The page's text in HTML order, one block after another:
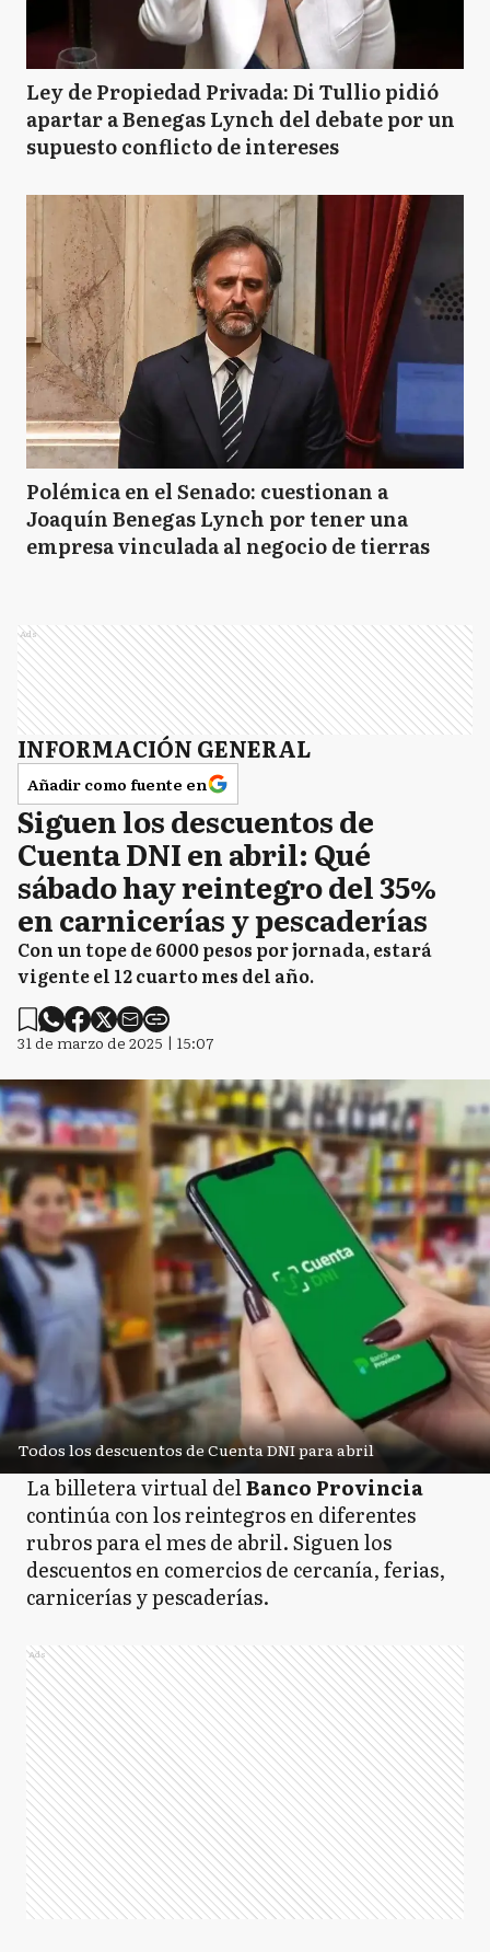
Ley de Propiedad Privada: Di Tullio pidió
apartar a Benegas Lynch del debate por un
supuesto conflicto de intereses
Polémica en el Senado: cuestionan a
Joaquín Benegas Lynch por tener una
empresa vinculada al negocio de tierras
Ads
INFORMACIÓN GENERAL
Añadir como fuente en
Siguen los descuentos de
Cuenta DNI en abril: Qué
sábado hay reintegro del 35%
en carnicerías y pescaderías
Con un tope de 6000 pesos por jornada, estará
vigente el 12 cuarto mes del año.
31 de marzo de 2025 | 15:07
Todos los descuentos de Cuenta DNI para abril
La billetera virtual delBanco Provincia
continúa con los reintegros en diferentes
rubros para el mes de abril. Siguen los
descuentos en comercios de cercanía, ferias,
carnicerías y pescaderías.
Ads